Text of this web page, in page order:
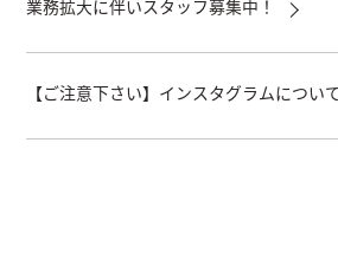
業務拡大に伴いスタッフ募集中！
【ご注意下さい】インスタグラムについて